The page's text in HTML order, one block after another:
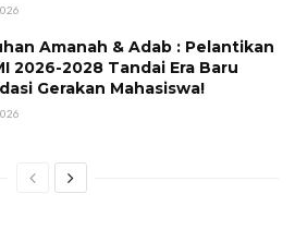
Amanah & Adab : Pelantikan
2026-2028 Tandai Era Baru
Gerakan Mahasiswa!